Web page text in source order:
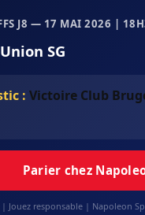
J8 — 17 MAI 2026 |
SG
: Victoire Club
Parier chez
| Jouez responsable | Napoleon